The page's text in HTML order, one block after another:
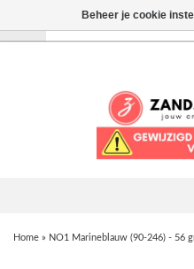
Home » NO1 Marineblauw (90-246) - 56
Beheer je cookie